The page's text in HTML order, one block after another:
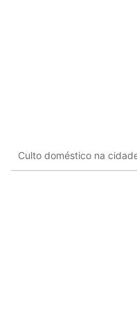
Culto doméstico na